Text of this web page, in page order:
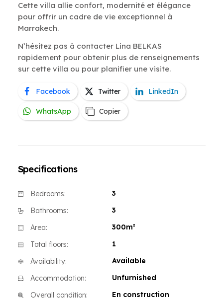
Cette villa allie confort, modernité et élégance
pour offrir un cadre de vie exceptionnel à
Marrakech.
N’hésitez pas à contacter Lina BELKAS
rapidement pour obtenir plus de renseignements
sur cette villa ou pour planifier une visite.
Facebook Twitter LinkedIn
WhatsApp Copier
Specifications
Bedrooms:
3
Bathrooms:
3
Area:
300m²
Total floors:
1
Availability:
Available
Accommodation:
Unfurnished
Overall condition:
En construction